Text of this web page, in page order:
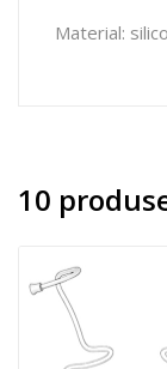
Material:
10